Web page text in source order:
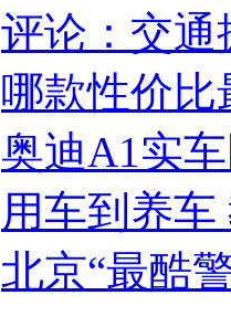
评论：交通
哪款性价比
奥迪A1实
用车到养
北京“最酷